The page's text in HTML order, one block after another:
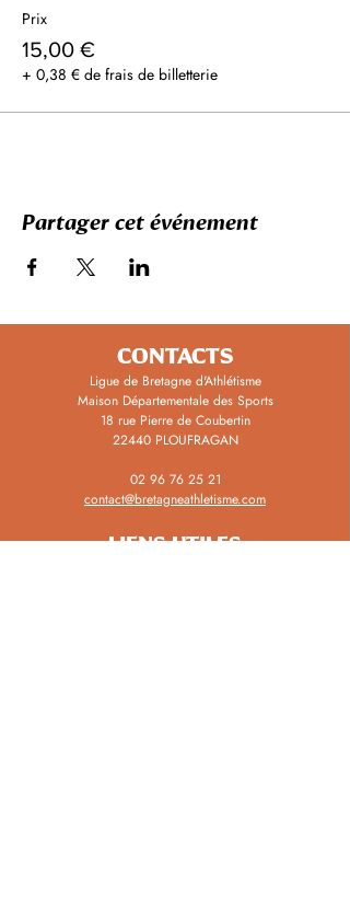
Prix
15,00 €
+ 0,38 € de frais de billetterie
Partager cet événement
CONTACTS
Ligue de Bretagne d'Athlétisme
Maison Départementale des Sports
18 rue Pierre de Coubertin
22440 PLOUFRAGAN
02 96 76 25 21
contact@bretagneathletisme.com
LIENS UTILES